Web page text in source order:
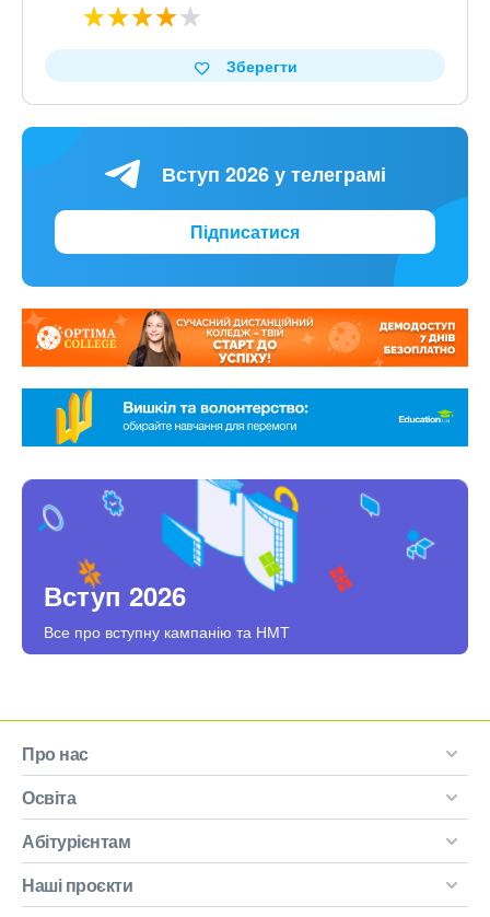
Зберегти
Вступ 2026 у телеграмі
Підписатися
Вступ 2026
Все про вступну кампанію та НМТ
Про нас
Освіта
Абітурієнтам
Наші проєкти